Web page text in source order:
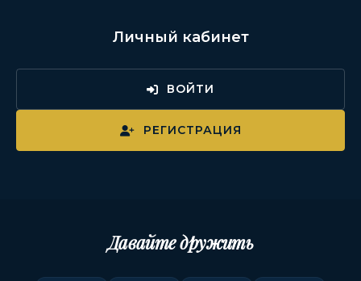
Личный кабинет
ВОЙТИ
РЕГИСТРАЦИЯ
Давайте дружить